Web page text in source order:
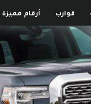
قوارب أرقام مميزة